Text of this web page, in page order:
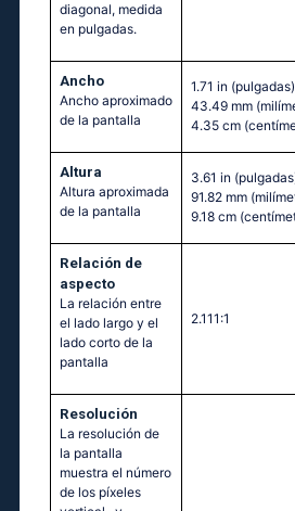
diagonal, medida
en pulgadas.
Ancho
Ancho aproximado
de la pantalla
1.71 in (pulgadas)
43.49 mm
4.35 cm
Altura
Altura aproximada
de la pantalla
3.61 in
91.82 mm
9.18 cm
Relación de
aspecto
La relación entre
el lado largo y el
lado corto de la
pantalla
2.111:1
Resolución
La resolución de
la pantalla
muestra el número
de los píxeles